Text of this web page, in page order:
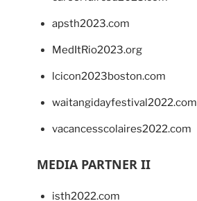
apsth2023.com
MedItRio2023.org
lcicon2023boston.com
waitangidayfestival2022.com
vacancesscolaires2022.com
MEDIA PARTNER II
isth2022.com